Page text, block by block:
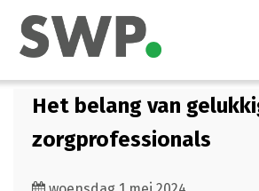
Het belang van
zorgprofessionals